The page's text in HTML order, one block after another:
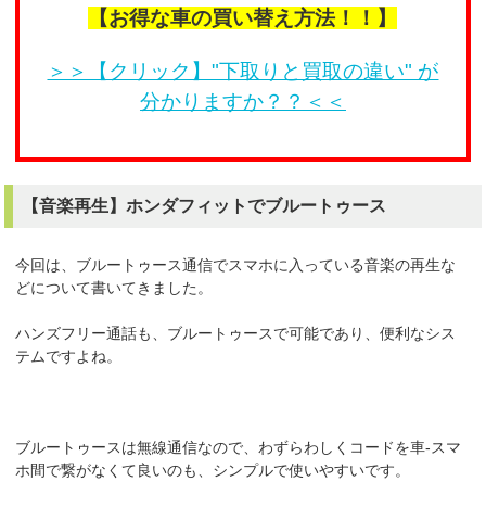
【お得な車の買い替え方法！！】
＞＞【クリック】"下取りと買取の違い" が
分かりますか？？＜＜
【音楽再生】ホンダフィットでブルートゥース
今回は、ブルートゥース通信でスマホに入っている音楽の再生な
どについて書いてきました。
ハンズフリー通話も、ブルートゥースで可能であり、便利なシス
テムですよね。
ブルートゥースは無線通信なので、わずらわしくコードを車-スマ
ホ間で繋がなくて良いのも、シンプルで使いやすいです。